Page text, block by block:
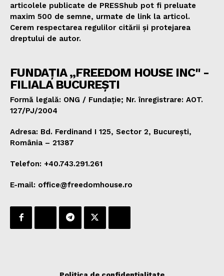
articolele publicate de PRESShub pot fi preluate
maxim 500 de semne, urmate de link la articol.
Cerem respectarea regulilor citării și protejarea
dreptului de autor.
FUNDAȚIA „FREEDOM HOUSE INC" -
FILIALA BUCUREȘTI
Formă legală: ONG / Fundație; Nr. înregistrare: AOT.
127/PJ/2004
Adresa: Bd. Ferdinand I 125, Sector 2, București,
România – 21387
Telefon: +40.743.291.261
E-mail: office@freedomhouse.ro